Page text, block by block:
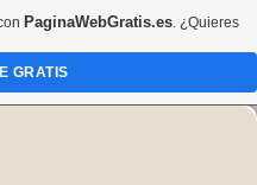
PaginaWebGratis.es. ¿Quieres
GRATIS